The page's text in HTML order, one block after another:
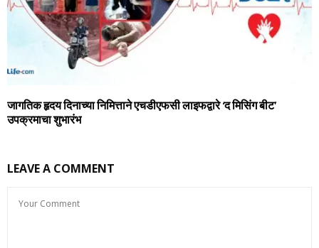
जागतिक हृदय दिनाच्या निमित्ताने एचडीएफसी लाइफद्वारे ‘द मिसिंग बीट’
उपक्रमाचा शुभारंभ
LEAVE A COMMENT